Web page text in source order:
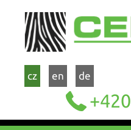
cz en de
+420